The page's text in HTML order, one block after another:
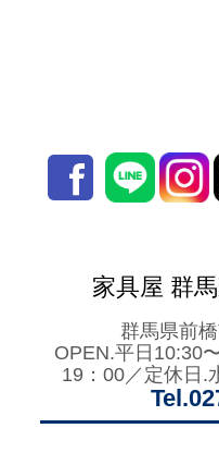
家具屋 群
群馬県前
OPEN.平日10:30
19：00／定休日.